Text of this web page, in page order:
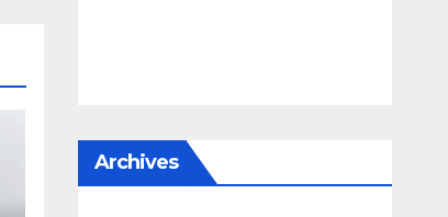
Archives